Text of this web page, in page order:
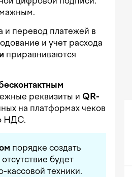
и перевод платежей в
и учет расхода
приравниваются
реквизиты и QR-
на платформах чеков
НДС.
порядке создать
будет
кассовой техники.